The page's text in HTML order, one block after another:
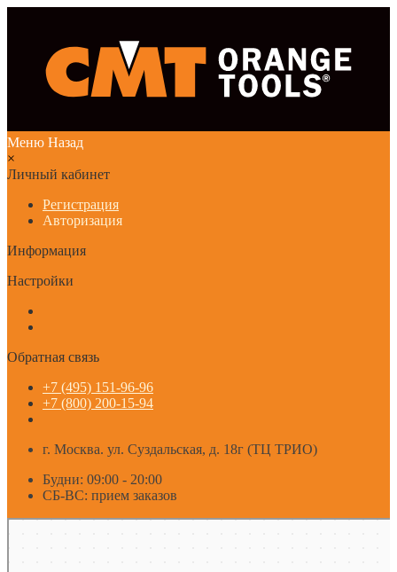
Меню Назад
×
Личный кабинет
Регистрация
Авторизация
Информация
Настройки
Обратная связь
+7 (495) 151-96-96
+7 (800) 200-15-94
г. Москва. ул. Суздальская, д. 18г (ТЦ ТРИО)
Будни: 09:00 - 20:00
СБ-ВС: прием заказов